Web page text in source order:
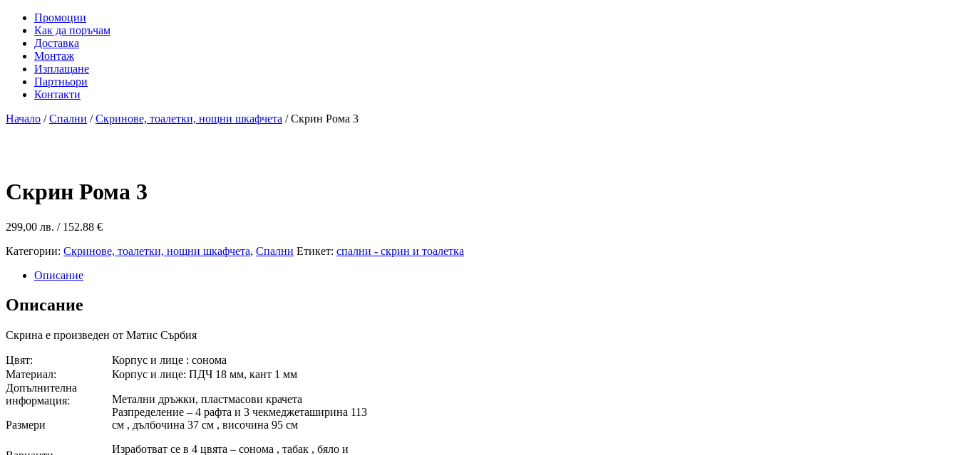
Промоции
Как да поръчам
Доставка
Монтаж
Изплащане
Партньори
Контакти
Начало /Спални /Скринове, тоалетки, нощни шкафчета / Скрин Рома 3
Скрин Рома 3
299,00 лв. / 152.88 €
Категории: Скринове, тоалетки, нощни шкафчета, Спални Етикет: спални - скрин и тоалетка
Описание
Описание
Скрина е произведен от Матис Сърбия
Цвят:
Корпус и лице : сонома
Материал:
Корпус и лице: ПДЧ 18 мм, кант 1 мм
Допълнителна
информация:
Размери
Метални дръжки, пластмасови крачета
Разпределение – 4 рафта и 3 чекмеджеташирина 113
см , дълбочина 37 см , височина 95 см
Изработват се в 4 цвята – сонома , табак , бяло и